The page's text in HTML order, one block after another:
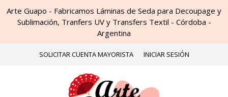
Arte Guapo - Fabricamos Láminas de Seda para Decoupage y
Sublimación, Tranfers UV y Transfers Textil - Córdoba -
Argentina
SOLICITAR CUENTA MAYORISTA INICIAR SESIÓN